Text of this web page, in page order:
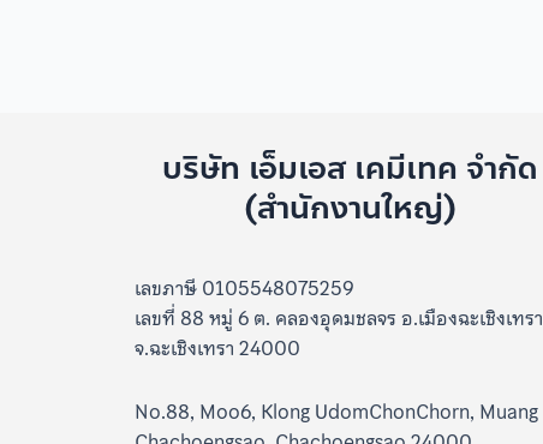
บริษัท เอ็มเอส เคมีเทค จำกัด
(สำนักงานใหญ่)
เลขภาษี 0105548075259
เลขที่ 88 หมู่ 6 ต. คลองอุดมชลจร อ.เมืองฉะเชิงเทรา
จ.ฉะเชิงเทรา 24000
No.88, Moo6, Klong UdomChonChorn, Muang